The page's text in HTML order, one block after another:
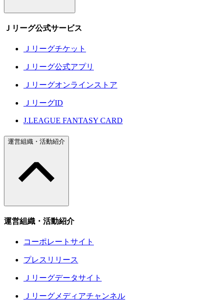
Ｊリーグ公式サービス
Ｊリーグチケット
Ｊリーグ公式アプリ
Ｊリーグオンラインストア
ＪリーグID
J.LEAGUE FANTASY CARD
運営組織・活動紹介
運営組織・活動紹介
コーポレートサイト
プレスリリース
Ｊリーグデータサイト
Ｊリーグメディアチャンネル